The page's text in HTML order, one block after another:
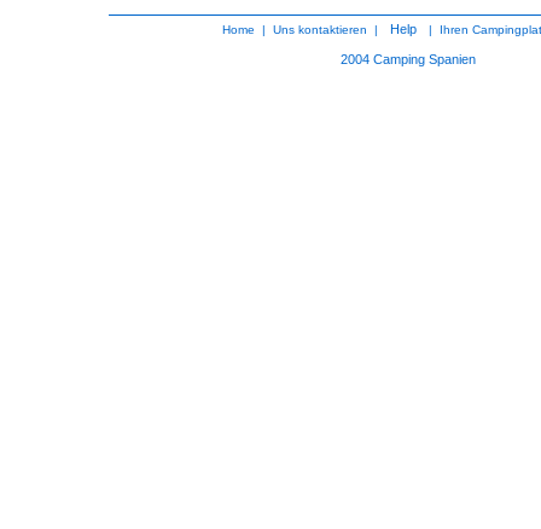
Home |Uns kontaktieren | Help | Ihren
2004 Camping Spanien